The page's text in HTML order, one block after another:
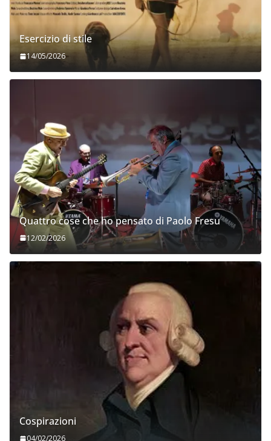
Esercizio di stile
14/05/2026
Quattro cose che ho pensato di Paolo Fresu
12/02/2026
Cospirazioni
04/02/2026